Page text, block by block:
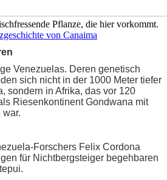
Pflanze, die hier vorkommt.
von Canaima
Venezuelas. Deren genetisch
sich nicht in der 1000 Meter tiefer
sondern in Afrika, das vor 120
Riesenkontinent Gondwana mit
war.
Forschers Felix Cordona
für Nichtbergsteiger begehbaren